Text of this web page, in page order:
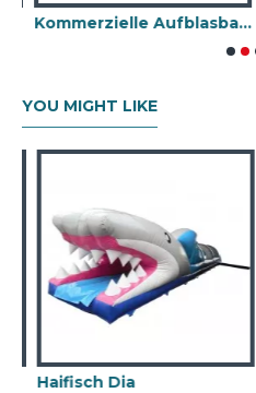
Kommerzielle Aufblasbare Wasserrutschen
YOU MIGHT LIKE
Haifisch Dia